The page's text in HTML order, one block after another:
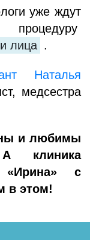
уже ждут
лица .
Наталья
медсестра
и любимы
клиника
«Ирина» с
в этом!